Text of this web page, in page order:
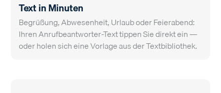
Text in Minuten
Begrüßung, Abwesenheit, Urlaub oder Feierabend:
Ihren Anrufbeantworter-Text tippen Sie direkt ein —
oder holen sich eine Vorlage aus derTextbibliothek.